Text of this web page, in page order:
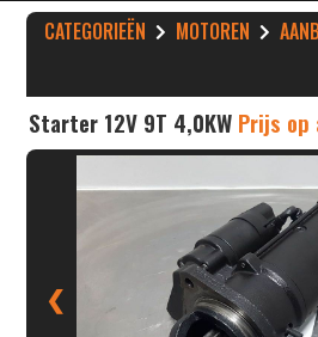
CATEGORIEËN MOTOREN
Starter 12V 9T 4,0KW Prijs op
❮